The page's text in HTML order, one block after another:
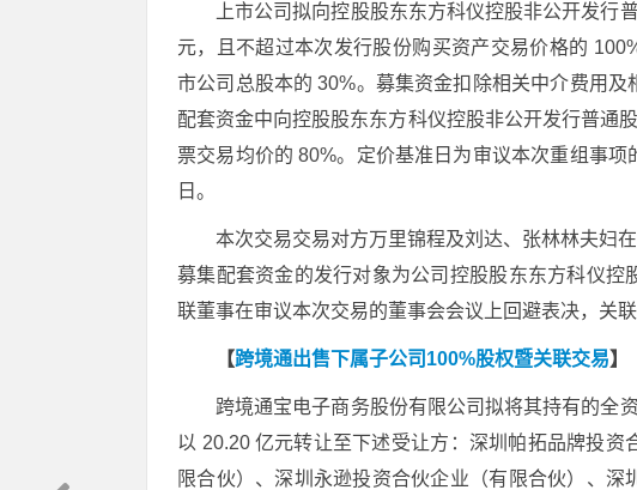
上市公司拟向控股股东东方科仪控股非公开发行
元，且不超过本次发行股份购买资产交易价格的
市公司总股本的 30%。募集资金扣除相关中介费用
配套资金中向控股股东东方科仪控股非公开发行普通
票交易均价的 80%。定价基准日为审议本次重组事
日。
本次交易交易对方万里锦程及刘达、张林林夫妇
募集配套资金的发行对象为公司控股股东东方科仪
联董事在审议本次交易的董事会会议上回避表决，关
【跨境通出售下属子公司100%股权暨关联交易】
跨境通宝电子商务股份有限公司拟将其持有的全
以 20.20 亿元转让至下述受让方：深圳帕拓品牌投
限合伙）、深圳永逊投资合伙企业（有限合伙）、